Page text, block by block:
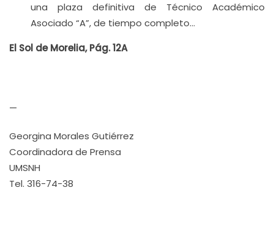
una plaza definitiva de Técnico Académico
Asociado “A”, de tiempo completo…
El Sol de Morelia, Pág. 12A
—
Georgina Morales Gutiérrez
Coordinadora de Prensa
UMSNH
Tel. 316-74-38